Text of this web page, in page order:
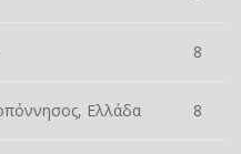
8
Ελλάδα 8